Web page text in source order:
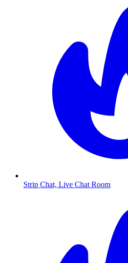
Strip Chat, Live Chat Room